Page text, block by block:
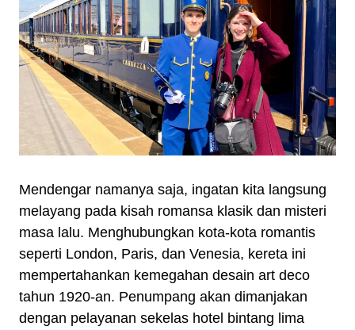
Mendengar namanya saja, ingatan kita langsung
melayang pada kisah romansa klasik dan misteri
masa lalu. Menghubungkan kota-kota romantis
seperti London, Paris, dan Venesia, kereta ini
mempertahankan kemegahan desain art deco
tahun 1920-an. Penumpang akan dimanjakan
dengan pelayanan sekelas hotel bintang lima